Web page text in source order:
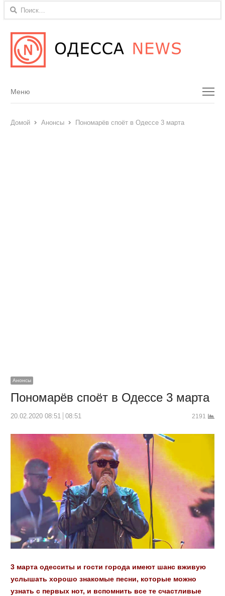
Найти:
Menu
Меню
Домой Анонсы Пономарёв споёт в Одессе 3 марта
Анонсы
Пономарёв споёт в Одессе 3 марта
20.02.2020 08:51 08:51 2191
3 марта одесситы и гости города имеют шанс вживую
услышать хорошо знакомые песни, которые можно
узнать с первых нот, и вспомнить все те счастливые